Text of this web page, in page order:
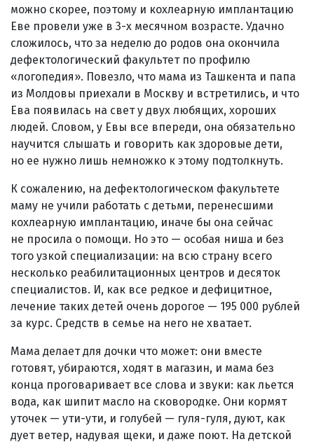
можно скорее, поэтому и кохлеарную имплантацию
Еве провели уже в 3-х месячном возрасте. Удачно
сложилось, что за неделю до родов она окончила
дефектологический факультет по профилю
«логопедия». Повезло, что мама из Ташкента и папа
из Молдовы приехали в Москву и встретились, и что
Ева появилась на свет у двух любящих, хороших
людей. Словом, у Евы все впереди, она обязательно
научится слышать и говорить как здоровые дети,
но ее нужно лишь немножко к этому подтолкнуть.
К сожалению, на дефектологическом факультете
маму не учили работать с детьми, перенесшими
кохлеарную имплантацию, иначе бы она сейчас
не просила о помощи. Но это — особая ниша и без
того узкой специализации: на всю страну всего
несколько реабилитационных центров и десяток
специалистов. И, как все редкое и дефицитное,
лечение таких детей очень дорогое — 195 000 рублей
за курс. Средств в семье на него не хватает.
Мама делает для дочки что может: они вместе
готовят, убираются, ходят в магазин, и мама без
конца проговаривает все слова и звуки: как льется
вода, как шипит масло на сковородке. Они кормят
уточек — ути-ути, и голубей — гуля-гуля, дуют, как
дует ветер, надувая щеки, и даже поют. На детской